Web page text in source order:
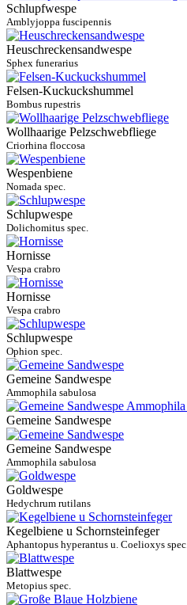
Schlupfwespe
Amblyjoppa fuscipennis
Heuschreckensandwespe
Sphex funerarius
Felsen-Kuckuckshummel
Bombus rupestris
Wollhaarige Pelzschwebfliege
Criorhina floccosa
Wespenbiene
Nomada spec.
Schlupwespe
Dolichomitus spec.
Hornisse
Vespa crabro
Hornisse
Vespa crabro
Schlupwespe
Ophion spec.
Gemeine Sandwespe
Ammophila sabulosa
Gemeine Sandwespe
Gemeine Sandwespe
Ammophila sabulosa
Goldwespe
Hedychrum rutilans
Kegelbiene u Schornsteinfeger
Aphantopus hyperantus u. Coelioxys spec.
Blattwespe
Metopius spec.